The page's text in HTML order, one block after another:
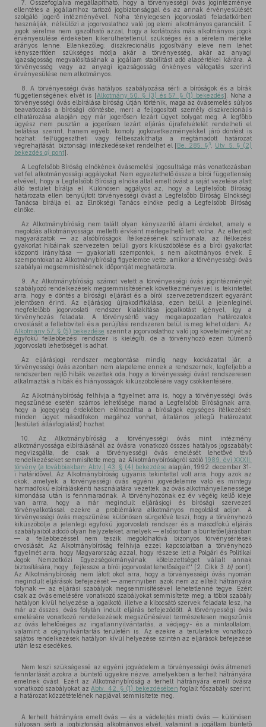
7. Összefoglalva megállapítható, hogy a törvényességi óvás jogintézménye
ellentétes a jogállamhoz tartozó jogbiztonsággal és az annak érvényesülését
szolgáló jogerő intézményével. Noha ténylegesen jogorvoslati feladatkörben
használják, nélkülözi a jogorvoslathoz való jog elemi alkotmányos garanciáit. E
jogok sérelme nem igazolható azzal, hogy a korlátozás más alkotmányos jogok
érvényesülése érdekében kikerülhetetlenül szükséges és a sérelem mértéke
arányos lenne. Ellenkezőleg: diszkrecionális jogosítvány eleve nem lehet
kényszerítően szükséges módja akár a törvényesség, akár az anyagi
igazságosság megvalósításának a jogállam stabilitást adó alapértékei kárára. A
törvényesség vagy az anyagi igazságosság önkényes válogatás szerinti
érvényesülése nem alkotmányos.
8. A törvényességi óvás hatályos szabályozása sérti a bíróságok és a bírák
függetlenségének elvét is [Alkotmány 50. § (3) és 57. § (1) bekezdés]. Noha a
törvényességi óvás elbírálása bíróság útján történik, maga az óvásemelés súlyos
beavatkozás a bírósági döntésbe, mert a feljogosított személy diszkrecionális
elhatározása alapján egy már jogerősen lezárt ügyet bolygat meg. A legfőbb
ügyész nem pusztán a jogerősen lezárt eljárás újrafelvételét rendelheti el
belátása szerint, hanem egyéb, komoly jogkövetkezményekkel járó döntést is
hozhat: felfüggesztheti vagy félbeszakíthatja a megtámadott határozat
végrehajtását, biztonsági intézkedéseket rendelhet el [Be. 285. §3
Ütv. 5. § (2)
bekezdés g) pont].
A Legfelsőbb Bíróság elnökének óvásemelési jogosultsága más vonatkozásban
vet fel alkotmányossági aggályokat. Nem egyeztethető össze a bírói függetlenség
elvével, hogy a Legfelsőbb Bíróság elnöke által emelt óvást a saját vezetése alatt
álló testület bírálja el. Különösen aggályos az, hogy a Legfelsőbb Bíróság
határozata ellen benyújtott törvényességi óvást a Legfelsőbb Bíróság Elnökségi
Tanácsa bírálja el, az Elnökségi Tanács elnöke pedig a Legfelsőbb Bíróság
elnöke.
Az Alkotmánybíróság nem talált olyan kényszerítő állami érdeket, amely e
megoldás alkotmányossága melletti érvként mérlegelhető lett volna. Az elterjedt
magyarázatok — az alsóbíróságok ítélkezésének színvonala, az ítélkezési
gyakorlat hibáinak szervezeten belüli gyors kiküszöbölése és a bírói gyakorlat
központi irányítása — gyakorlati szempontok, s nem alkotmányos érvek. E
szempontokat az Alkotmánybíróság figyelembe vette, amikor a törvényességi óvás
szabályai megsemmisítésének időpontját meghatározta.
9. Az Alkotmánybíróság számot vetett a törvényességi óvás jogintézményét
szabályozó rendelkezések megsemmisítésének következményeivel is, tekintettel
arra, hogy e döntés a bírósági eljárást és a bírói szervezetrendszert egyaránt
jelentősen érinti. Az eljárásjog újrakodifikálása, ezen belül a jelenleginél
megfelelőbb jogorvoslati rendszer kialakítása jogalkotást igényel, így a
törvényhozás feladata. A törvénysértő vagy megalapozatlan határozatok
orvoslását a fellebbviteli és a perújítási rendszeren belül is meg lehet oldani. Az
Alkotmány 57. § (5) bekezdése szerint a jogorvoslathoz való jog követelményét az
egyfokú fellebbezési rendszer is kielégíti, de a törvényhozó ezen túlmenő
jogorvoslati lehetőséget is adhat.
Az eljárásjogi rendszer megbontása mindig nagy kockázattal jár; a
törvényességi óvás azonban nem alapeleme ennek a rendszernek, legfeljebb a
rendszerben rejlő hibák vezettek oda, hogy a törvényességi óvást rendszeresen
alkalmazták a hibák és hiányosságok kiküszöbölésére vagy csökkentésére.
Az Alkotmánybíróság felhívja a figyelmet arra is, hogy a törvényességi óvás
megszűnése esetén számos lehetősége marad a Legfelsőbb Bíróságnak arra,
hogy a jogegység érdekében előmozdítsa a bíróságok egységes ítélkezését:
minden ügyet másodfokon magához vonhat, általános jellegű határozatot
(testületi állásfoglalást) hozhat.
10. Az Alkotmánybíróság a törvényességi óvás mint intézmény
alkotmányossága elbírálásánál az óvásra vonatkozó összes hatályos jogszabályt
megvizsgálta, de csak a törvényességi óvás emelését lehetővé tévő
rendelkezéseket semmisítette meg, az Alkotmánybíróságról szóló 1989. évi XXXII.
törvény (a továbbiakban: Abtv.) 43. § (4) bekezdése alapján, 1992. december 31-
i határidővel. Az Alkotmánybíróság ugyanis tekintettel volt arra, hogy azok az
okok, amelyek a törvényességi óvás egyéni jogvédelemre való és mintegy
harmadfokú elbíráláskénti használatára vezettek, az óvás alkotmányellenessége
kimondása után is fennmaradnak. A törvényhozónak ez év végéig kellő ideje
van arrra, hogy a már megindult eljárásjogi és bírósági szervezeti
törvényalkotással ezekre a problémákra alkotmányos megoldást adjon. A
törvényességi óvás megszűnése különösen sürgetővé teszi, hogy a törvényhozó
kiküszöbölje a jelenlegi egyfokú jogorvoslati rendszer és a másodfokú eljárás
szabályaiból adódó olyan helyzeteket, amelyek — elsősorban a büntetőeljárásban
— a fellebbezéssel nem teszik megoldhatóvá bizonyos törvénysértések
orvoslását. Az Alkotmánybíróság felhívja ezzel kapcsolatban a törvényhozó
figyelmét arra, hogy Magyarország azzal, hogy részese lett a Polgári és Politikai
Jogok Nemzetközi Egyezségokmányának, kötelezettséget vállalt annak
biztosítására, hogy ,,fejlessze a bírói jogorvoslat lehetőségeit'' [2. Cikk 3. b) pont].
Az Alkotmánybíróság nem látott okot arra, hogy a törvényességi óvás nyomán
megindult eljárások befejezését — amennyiben azok nem az elítélt hátrányára
folynak — az eljárási szabályok megsemmisítésével lehetetlenné tegye. Ezért
csak az óvás emelésére vonatkozó szabályokat semmisítette meg; a többi szabály
hatályon kívül helyezése a jogalkotó, illetve a kibocsátó szervek feladata lesz, ha
már az összes, óvás folytán indult eljárás befejeződött. A törvényességi óvás
emelésére vonatkozó rendelkezések megszűnésével természetesen megszűnik
az óvás lehetőséges az ingatlannyilvántartás, a védjegy- és a mintaoltalom,
valamint a cégnyilvántartás területén is. Az ezekre a területekre vonatkozó
sajátos rendelkezések hatályon kívül helyezése szintén az eljárások befejezése
után lesz esedékes.
Nem teszi szükségessé az egyéni jogvédelem a törvényességi óvás átmeneti
fenntartását azokra a büntető ügyekre nézve, amelyekben a terhelt hátrányára
emelnek óvást. Ezért az Alkotmánybíróság a terhelt hátrányára emelt óvásra
vonatkozó szabályokat az Abtv. 42. § (1) bekezdésében foglalt főszabály szerint,
a határozat közzétételének napjával semmisítette meg.
A terhelt hátrányára emelt óvás — és a vádelejtés miatti óvás — különösen
súlyosan sérti a jogbiztonság alkotmányos elvét, valamint a jogállam büntető